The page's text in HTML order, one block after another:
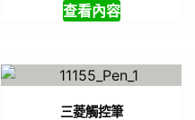
查看內容
三菱觸控筆